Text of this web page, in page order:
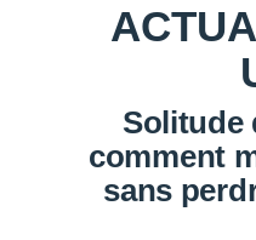
Solitude
comment
sans